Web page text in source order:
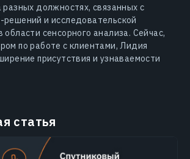
должностях, связанных с
и исследовательской
сенсорного анализа. Сейчас,
по работе с клиентами, Лидия
присутствия и узнаваемости
статья